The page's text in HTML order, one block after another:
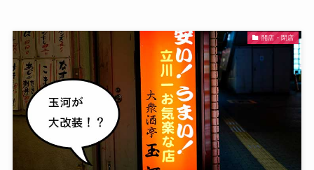
開店・閉店